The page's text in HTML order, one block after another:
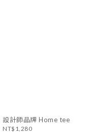
設計師品牌 Home tee
NT$1,280